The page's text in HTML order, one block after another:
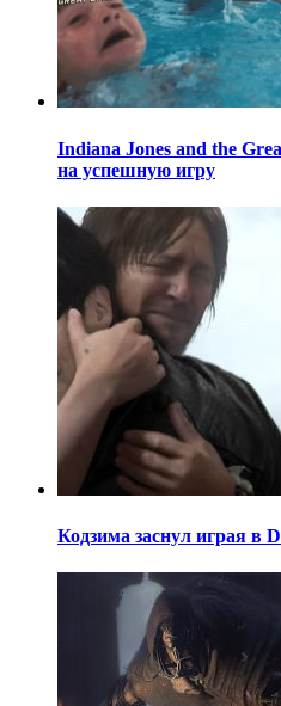
Indiana Jones and the
на успешную игру
Кодзима заснул играя в